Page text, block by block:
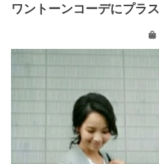
ワントーンコーデにプラ